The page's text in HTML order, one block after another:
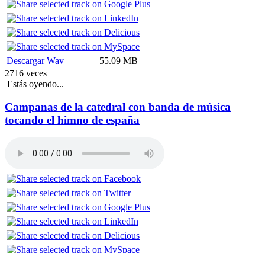
Descargar Wav
55.09 MB
2716 veces
Estás oyendo...
Campanas de la catedral con banda de música
tocando el himno de españa